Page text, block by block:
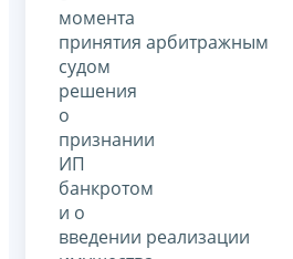
момента
принятия арбитражным
судом
решения
о
признании
ИП
банкротом
и о
введении реализации